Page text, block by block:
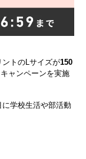
トのLサイズが150
ャンペーンを実施
学校生活や部活動